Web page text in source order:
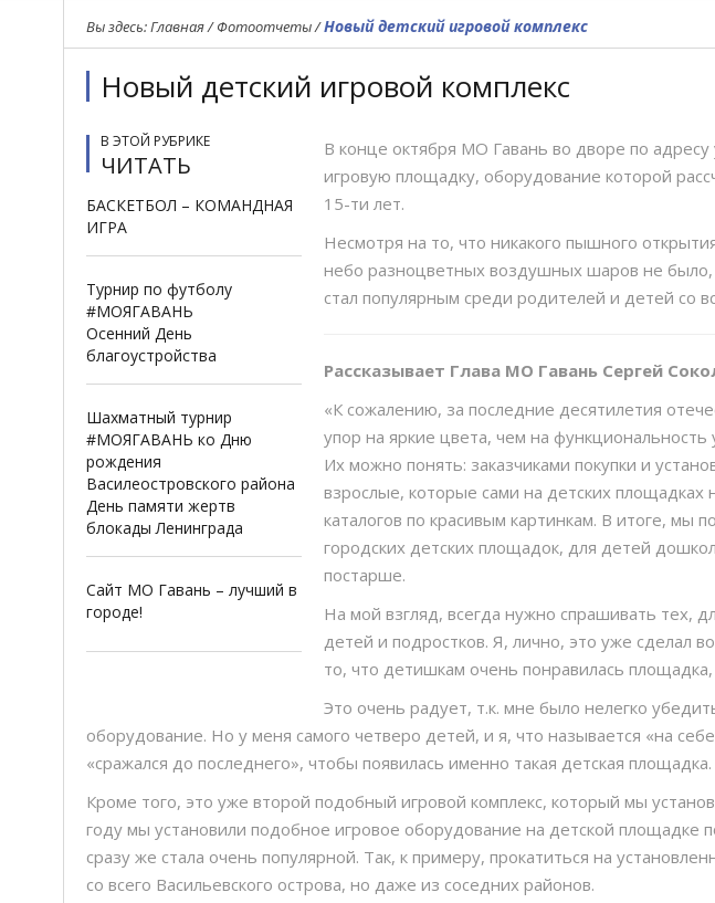
Турнир по мини-футболу, посвящённый Дню
Вы здесь:Главная/Фотоотчеты/Новый детский игровой комплекс
Новый детский игровой комплекс
В ЭТОЙ РУБРИКЕ
ЧИТАТЬ
БАСКЕТБОЛ – КОМАНДНАЯ
ИГРА
Турнир по футболу
#МОЯГАВАНЬ
Осенний День
благоустройства
Шахматный турнир
#МОЯГАВАНЬ ко Дню
рождения
Василеостровского района
День памяти жертв
блокады Ленинграда
Сайт МО Гавань – лучший в
городе!
В конце октября МО Гавань во дворе по
игровую площадку, оборудование которой
15-ти лет.
Несмотря на то, что никакого пышного
небо разноцветных воздушных шаров не было,
стал популярным среди родителей и детей со
Рассказывает Глава МО Гавань Сергей
«К сожалению, за последние десятилетия
упор на яркие цвета, чем на функциональность
Их можно понять: заказчиками покупки и
взрослые, которые сами на детских площадках
каталогов по красивым картинкам. В итоге, мы
городских детских площадок, для детей
постарше.
На мой взгляд, всегда нужно спрашивать тех,
детей и подростков. Я, лично, это уже сделал
то, что детишкам очень понравилась
Это очень радует, т.к. мне было нелегко
оборудование. Но у меня самого четверо детей, и я, что называется «на
«сражался до последнего», чтобы появилась именно такая детская площадка.
Кроме того, это уже второй подобный игровой комплекс, который мы
году мы установили подобное игровое оборудование на детской площадке
сразу же стала очень популярной. Так, к примеру, прокатиться на
со всего Васильевского острова, но даже из соседних районов.